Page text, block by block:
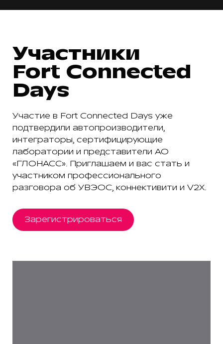
Участники
Fort Connected
Days
Участие в Fort Connected Days уже
подтвердили автопроизводители,
интеграторы, сертифицирующие
лаборатории и представители АО
«ГЛОНАСС». Приглашаем и вас стать и
участником профессионального
разговора об УВЭОС, коннективити и V2X.
Зарегистрироваться